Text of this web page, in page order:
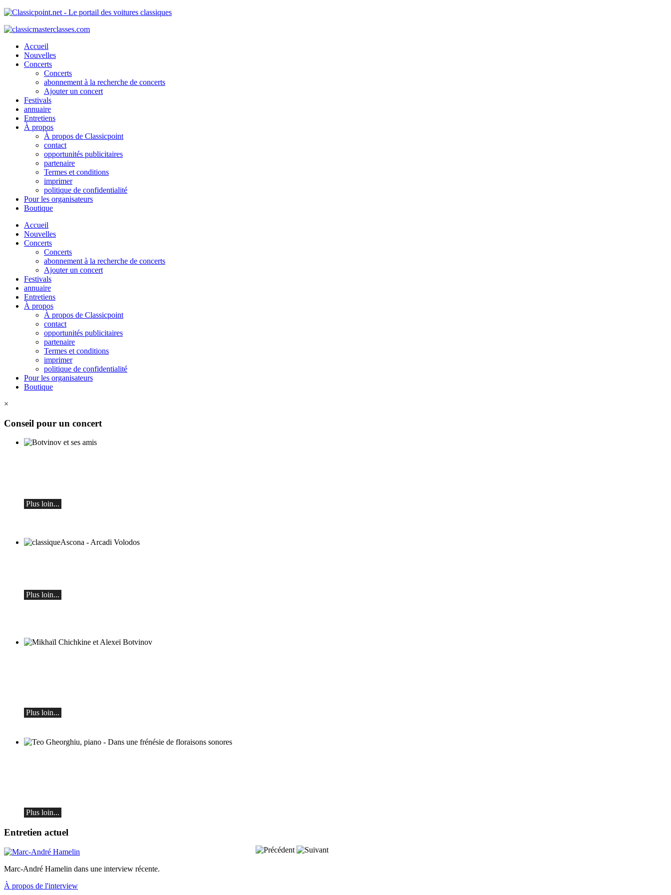
Accueil
Nouvelles
Concerts
Concerts
abonnement à la recherche de concerts
Ajouter un concert
Festivals
annuaire
Entretiens
À propos
À propos de Classicpoint
contact
opportunités publicitaires
partenaire
Termes et conditions
imprimer
politique de confidentialité
Pour les organisateurs
Boutique
Accueil
Nouvelles
Concerts
Concerts
abonnement à la recherche de concerts
Ajouter un concert
Festivals
annuaire
Entretiens
À propos
À propos de Classicpoint
contact
opportunités publicitaires
partenaire
Termes et conditions
imprimer
politique de confidentialité
Pour les organisateurs
Boutique
×
Conseil pour un concert
Plus loin...
Plus loin...
Plus loin...
Plus loin...
Entretien actuel
Marc-André Hamelin dans une interview récente.
À propos de l'interview